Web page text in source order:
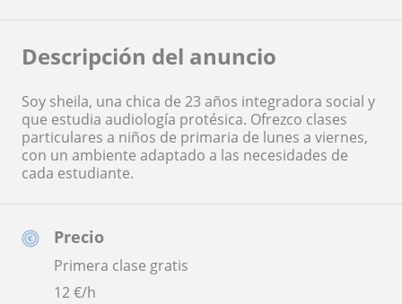
Precio
Primera clase gratis
12€/h
Descripción del anuncio
Soy sheila, una chica de 23 años integradora social y
que estudia audiología protésica. Ofrezco clases
particulares a niños de primaria de lunes a viernes,
con un ambiente adaptado a las necesidades de
cada estudiante.